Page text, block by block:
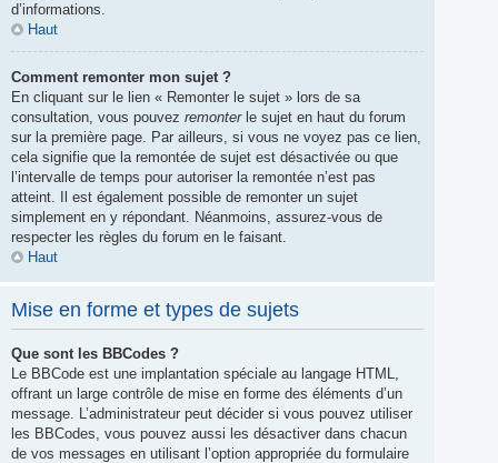
d’informations.
Haut
Comment remonter mon sujet ?
En cliquant sur le lien « Remonter le sujet » lors de sa
consultation, vous pouvez remonterle sujet en haut du forum
sur la première page. Par ailleurs, si vous ne voyez pas ce lien,
cela signifie que la remontée de sujet est désactivée ou que
l’intervalle de temps pour autoriser la remontée n’est pas
atteint. Il est également possible de remonter un sujet
simplement en y répondant. Néanmoins, assurez-vous de
respecter les règles du forum en le faisant.
Haut
Mise en forme et types de sujets
Que sont les BBCodes ?
Le BBCode est une implantation spéciale au langage HTML,
offrant un large contrôle de mise en forme des éléments d’un
message. L’administrateur peut décider si vous pouvez utiliser
les BBCodes, vous pouvez aussi les désactiver dans chacun
de vos messages en utilisant l’option appropriée du formulaire